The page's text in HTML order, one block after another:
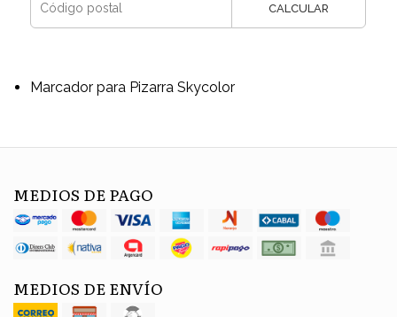
CALCULAR
Marcador para Pizarra Skycolor
MEDIOS DE PAGO
MEDIOS DE ENVÍO